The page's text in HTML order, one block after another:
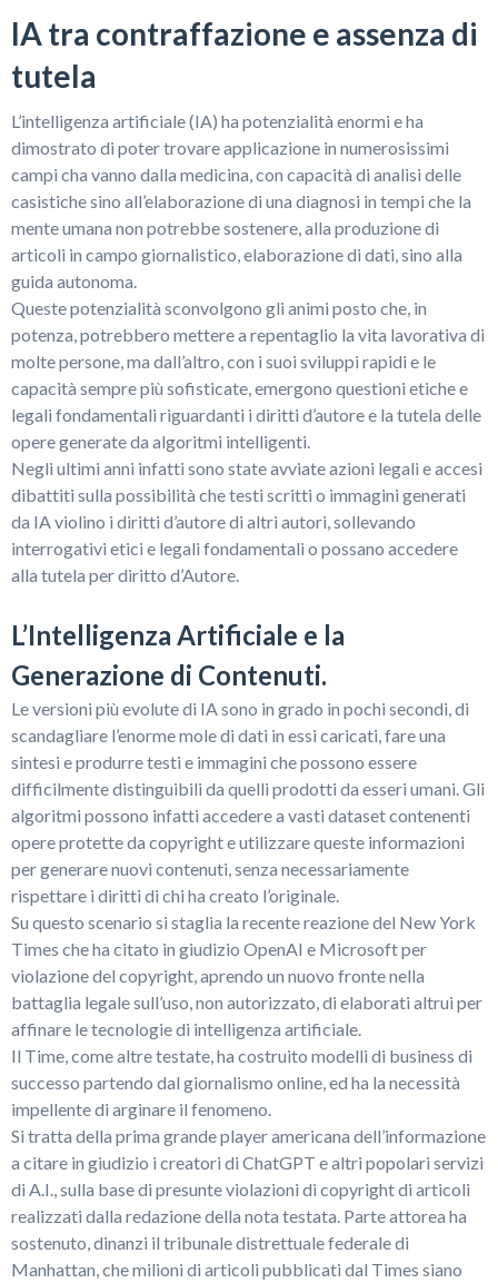
IA tra contraffazione e assenza di
tutela
L’intelligenza artificiale (IA) ha potenzialità enormi e ha
dimostrato di poter trovare applicazione in numerosissimi
campi cha vanno dalla medicina, con capacità di analisi delle
casistiche sino all’elaborazione di una diagnosi in tempi che la
mente umana non potrebbe sostenere, alla produzione di
articoli in campo giornalistico, elaborazione di dati, sino alla
guida autonoma.
Queste potenzialità sconvolgono gli animi posto che, in
potenza, potrebbero mettere a repentaglio la vita lavorativa di
molte persone, ma dall’altro, con i suoi sviluppi rapidi e le
capacità sempre più sofisticate, emergono questioni etiche e
legali fondamentali riguardanti i diritti d’autore e la tutela delle
opere generate da algoritmi intelligenti.
Negli ultimi anni infatti sono state avviate azioni legali e accesi
dibattiti sulla possibilità che testi scritti o immagini generati
da IA violino i diritti d’autore di altri autori, sollevando
interrogativi etici e legali fondamentali o possano accedere
alla tutela per diritto d’Autore.
L’Intelligenza Artificiale e la
Generazione di Contenuti.
Le versioni più evolute di IA sono in grado in pochi secondi, di
scandagliare l’enorme mole di dati in essi caricati, fare una
sintesi e produrre testi e immagini che possono essere
difficilmente distinguibili da quelli prodotti da esseri umani. Gli
algoritmi possono infatti accedere a vasti dataset contenenti
opere protette da copyright e utilizzare queste informazioni
per generare nuovi contenuti, senza necessariamente
rispettare i diritti di chi ha creato l’originale.
Su questo scenario si staglia la recente reazione del New York
Times che ha citato in giudizio OpenAI e Microsoft per
violazione del copyright, aprendo un nuovo fronte nella
battaglia legale sull’uso, non autorizzato, di elaborati altrui per
affinare le tecnologie di intelligenza artificiale.
Il Time, come altre testate, ha costruito modelli di business di
successo partendo dal giornalismo online, ed ha la necessità
impellente di arginare il fenomeno.
Si tratta della prima grande player americana dell’informazione
a citare in giudizio i creatori di ChatGPT e altri popolari servizi
di A.I., sulla base di presunte violazioni di copyright di articoli
realizzati dalla redazione della nota testata. Parte attorea ha
sostenuto, dinanzi il tribunale distrettuale federale di
Manhattan, che milioni di articoli pubblicati dal Times siano